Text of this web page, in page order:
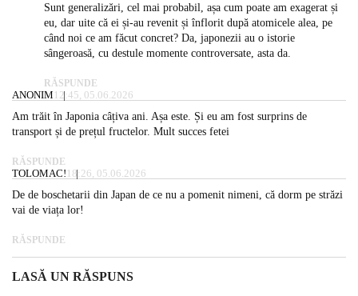
Sunt generalizări, cel mai probabil, așa cum poate am exagerat și
eu, dar uite că ei și-au revenit și înflorit după atomicele alea, pe
când noi ce am făcut concret? Da, japonezii au o istorie
sângeroasă, cu destule momente controversate, asta da.
RĂSPUNDE
ANONIM 12:45, 05.06.2026
Am trăit în Japonia câțiva ani. Așa este. Și eu am fost surprins de
transport și de prețul fructelor. Mult succes fetei
RĂSPUNDE
TOLOMAC! 18:26, 05.06.2026
De de boschetarii din Japan de ce nu a pomenit nimeni, că dorm pe străzi
vai de viața lor!
RĂSPUNDE
LASĂ UN RĂSPUNS